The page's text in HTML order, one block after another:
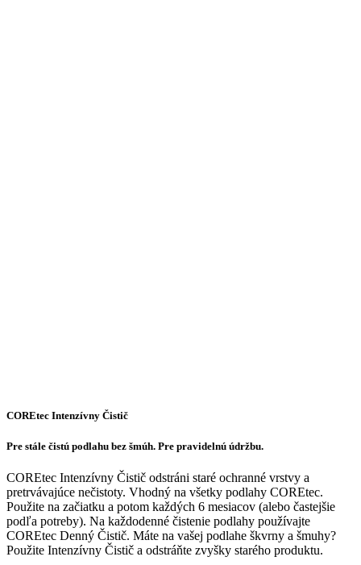
COREtec Intenzívny Čistič
Pre stále čistú podlahu bez šmúh. Pre pravidelnú údržbu.
COREtec Intenzívny Čistič odstráni staré ochranné vrstvy a
pretrvávajúce nečistoty. Vhodný na všetky podlahy COREtec.
Použite na začiatku a potom každých 6 mesiacov (alebo častejšie
podľa potreby). Na každodenné čistenie podlahy používajte
COREtec Denný Čistič. Máte na vašej podlahe škvrny a šmuhy?
Použite Intenzívny Čistič a odstráňte zvyšky starého produktu.